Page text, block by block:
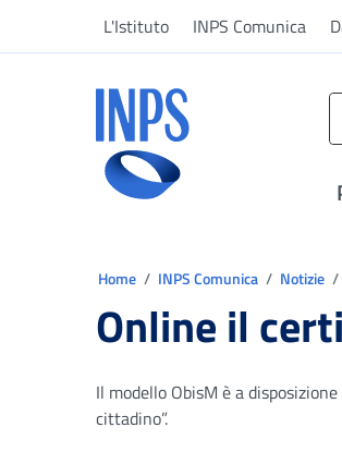
L'Istituto INPS Comunica
Home INPS Comunica Notizie
Online il
Il modello ObisM è a
cittadino”.